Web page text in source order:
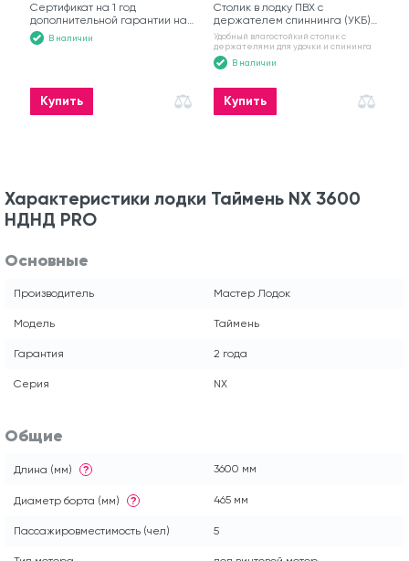
Сертификат на 1 год
дополнительной гарантии на
моторную лодку
В наличии
Купить
Столик в лодку ПВХ с
держателем спиннинга (УКБ)
№6
Удобный влагостойкий столик с
держателями для удочки и спининга
В наличии
Купить
Характеристики лодки Таймень NX 3600
НДНД PRO
Основные
Производитель Мастер Лодок
Модель Таймень
Гарантия 2 года
Серия NX
Общие
Длина (мм) ? 3600 мм
Диаметр борта (мм) ? 465 мм
Пассажировместимость (чел) 5